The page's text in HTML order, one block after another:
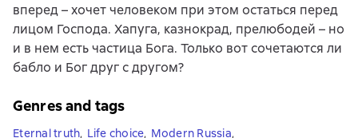
вперед – хочет человеком при этом остаться перед
лицом Господа. Хапуга, казнокрад, прелюбодей – но
и в нем есть частица Бога. Только вот сочетаются ли
бабло и Бог друг с другом?
Genres and tags
Eternal truth, Life choice, Modern Russia,